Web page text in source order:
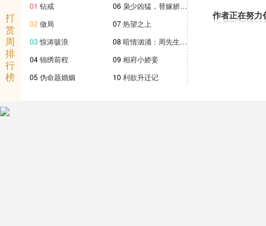
打
赏
周
排
行
榜
01 钻戒
02 做局
03 惊涛骇浪
04锦绣前程
05 伪命题婚姻
06 枭少凶猛，替嫁娇…
07热望之上
08 暗情汹涌：周先生…
09 相府小娇妾
10 利欲升迁记
作者正在努力